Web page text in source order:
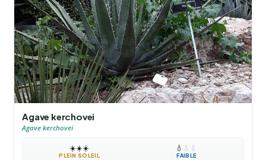
Agave kerchovei
Agave kerchovei
☀️☀️☀️
PLEIN SOLEIL
💧 💧 💧
FAIBLE